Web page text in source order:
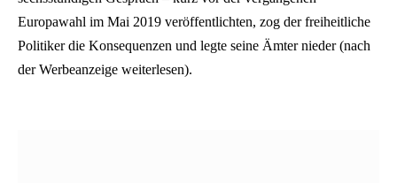
Europawahl im Mai 2019 veröffentlichten, zog der freiheitliche
Politiker die Konsequenzen und legte seine Ämter nieder (nach
der Werbeanzeige weiterlesen).